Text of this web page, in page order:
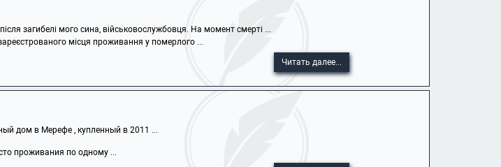
загибелі мого сина, військовослужбовця. На момент смерті ...
місця проживання у померлого ...
Читать далее...
дом в Мерефе , купленный в 2011 ...
проживания по одному ...